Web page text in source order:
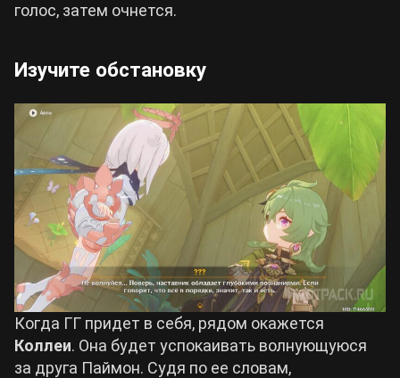
голос, затем очнется.
Изучите обстановку
Когда ГГ придет в себя, рядом окажется
Коллеи. Она будет успокаивать волнующуюся
за друга Паймон. Судя по ее словам,